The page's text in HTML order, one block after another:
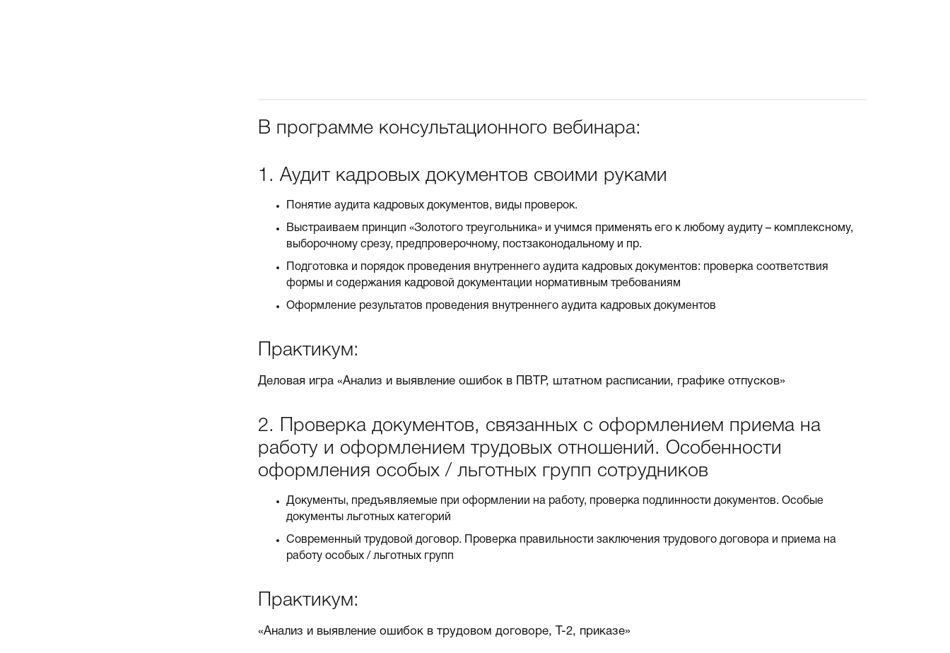
В программе консультационного вебинара:
1. Аудит кадровых документов своими руками
Понятие аудита кадровых документов, виды проверок.
Выстраиваем принцип «Золотого треугольника» и учимся применять его к любому аудиту – комплексному,
выборочному срезу, предпроверочному, постзаконодальному и пр.
Подготовка и порядок проведения внутреннего аудита кадровых документов: проверка соответствия
формы и содержания кадровой документации нормативным требованиям
Оформление результатов проведения внутреннего аудита кадровых документов
Практикум:
Деловая игра «Анализ и выявление ошибок в ПВТР, штатном расписании, графике отпусков»
2. Проверка документов, связанных с оформлением приема на
работу и оформлением трудовых отношений. Особенности
оформления особых / льготных групп сотрудников
Документы, предъявляемые при оформлении на работу, проверка подлинности документов. Особые
документы льготных категорий
Современный трудовой договор. Проверка правильности заключения трудового договора и приема на
работу особых / льготных групп
Практикум:
«Анализ и выявление ошибок в трудовом договоре, Т-2, приказе»